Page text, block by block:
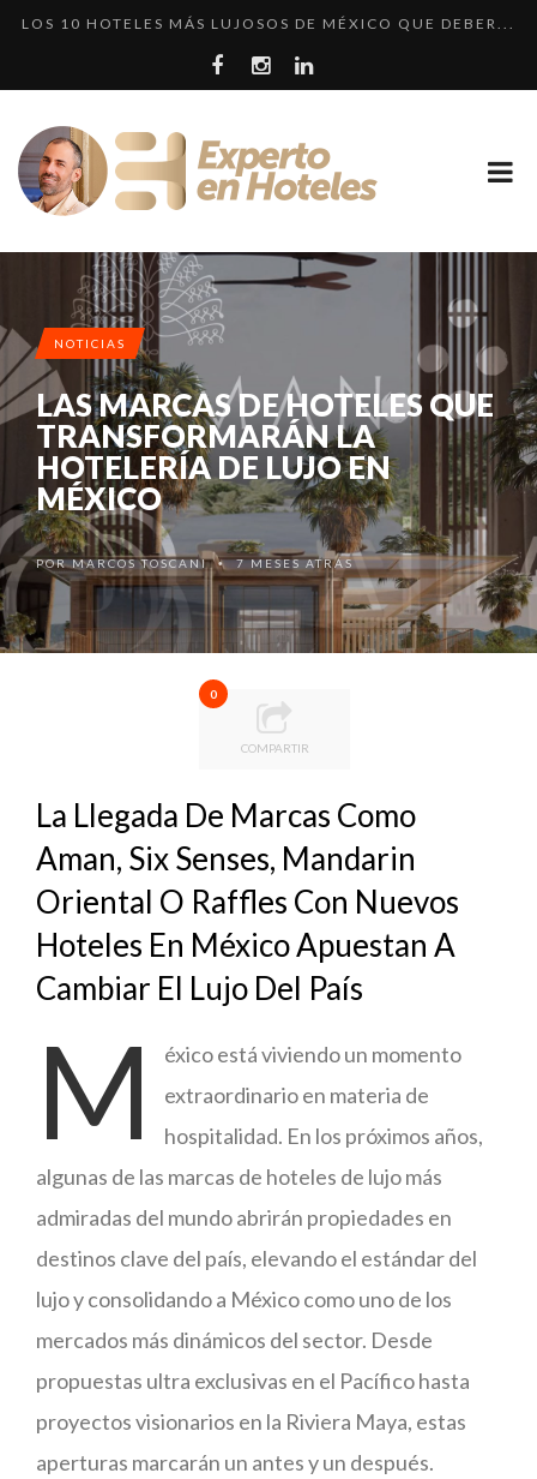
LOS 10 HOTELES MÁS LUJOSOS DE MÉXICO QUE DEBER...
LLEGA EL HOTEL W PLAYA DEL CARMEN. ¿CUÁNDO SER...
LOS 10 HOTELES MÁS CAROS DE PARÍS. LUJO FRANCÉ...
NOTICIAS
LAS MARCAS DE HOTELES QUE
TRANSFORMARÁN LA
HOTELERÍA DE LUJO EN
MÉXICO
PORMARCOS TOSCANI •7 MESES ATRÁS
0
COMPARTIR
La Llegada De Marcas Como
Aman, Six Senses, Mandarin
Oriental O Raffles Con Nuevos
Hoteles En México Apuestan A
Cambiar El Lujo Del País
M
éxico está viviendo un momento
extraordinario en materia de
hospitalidad. En los próximos años,
algunas de las marcas de hoteles de lujo más
admiradas del mundo abrirán propiedades en
destinos clave del país, elevando el estándar del
lujo y consolidando a México como uno de los
mercados más dinámicos del sector. Desde
propuestas ultra exclusivas en el Pacífico hasta
proyectos visionarios en la Riviera Maya, estas
aperturas marcarán un antes y un después.